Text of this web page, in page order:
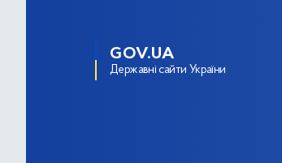
GOV.UA
Державні сайти України